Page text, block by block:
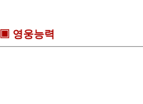
▣ 영웅능력